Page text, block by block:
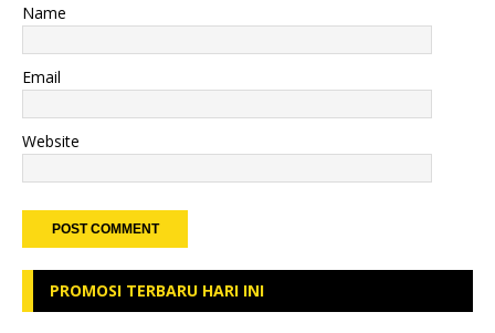
Name
Email
Website
PROMOSI TERBARU HARI INI